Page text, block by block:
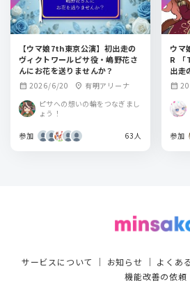
【ウマ娘7th東京公演】初出走の
ヴィクトワールピサ役・嶋野花さ
んにお花を送りませんか？
calendar_month 2026/6/20 location_on 有明アリーナ
ピサへの想いの輪をつなぎまし
ょう！
参加 63人
ウマ
R 「
出走
弓シ
画
calendar_month
参加
サービスについて ｜ お知らせ ｜ よくあ
機能改善の依頼